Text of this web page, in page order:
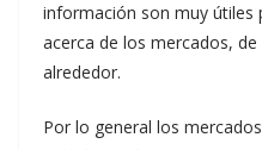
información son muy útiles
acerca de los mercados,
alrededor.
Por lo general los